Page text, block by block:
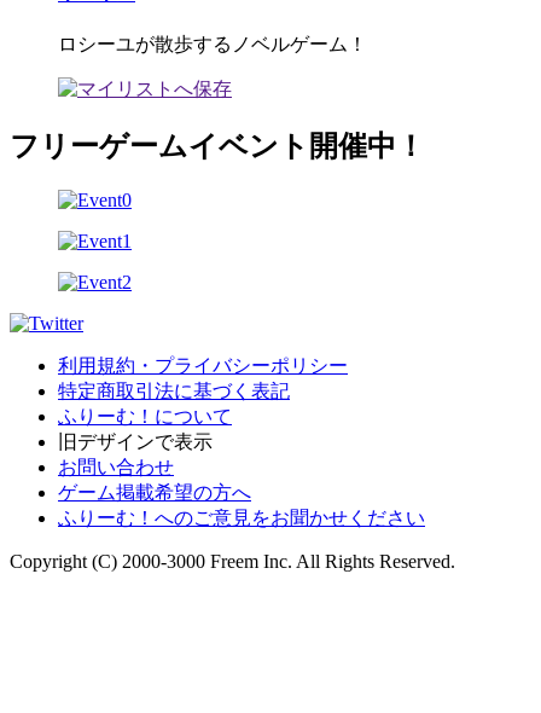
ロシーユが散歩するノベルゲーム！
フリーゲームイベント開催中！
利用規約・プライバシーポリシー
特定商取引法に基づく表記
ふりーむ！について
旧デザインで表示
お問い合わせ
ゲーム掲載希望の方へ
ふりーむ！へのご意見をお聞かせください
Copyright (C) 2000-3000 Freem Inc. All Rights Reserved.